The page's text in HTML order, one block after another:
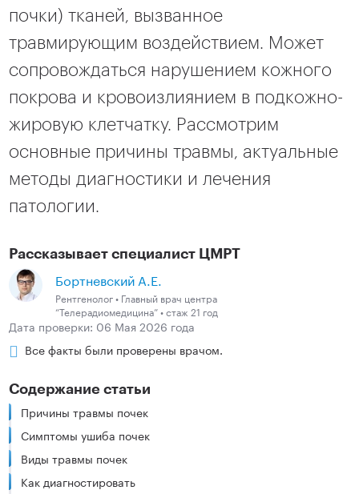
почки) тканей, вызванное
травмирующим воздействием. Может
сопровождаться нарушением кожного
покрова и кровоизлиянием в подкожно-
жировую клетчатку. Рассмотрим
основные причины травмы, актуальные
методы диагностики и лечения
патологии.
Рассказывает специалист ЦМРТ
Бортневский А.Е.
Рентгенолог • Главный врач центра
“Телерадиомедицина” • стаж 21 год
Дата проверки: 06 Мая 2026 года
Все факты были проверены врачом.
Содержание статьи
Причины травмы почек
Симптомы ушиба почек
Виды травмы почек
Как диагностировать